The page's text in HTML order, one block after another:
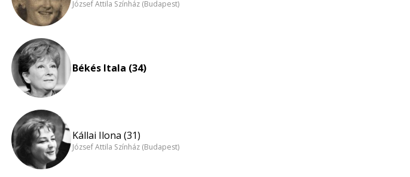
József Attila Színház (Budapest)
Békés Itala (34)
Kállai Ilona (31)
József Attila Színház (Budapest)